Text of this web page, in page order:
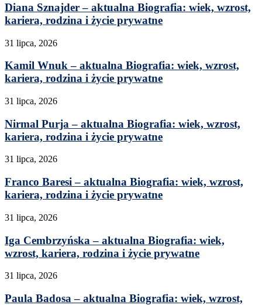
Diana Sznajder – aktualna Biografia: wiek, wzrost,
kariera, rodzina i życie prywatne
31 lipca, 2026
Kamil Wnuk – aktualna Biografia: wiek, wzrost,
kariera, rodzina i życie prywatne
31 lipca, 2026
Nirmal Purja – aktualna Biografia: wiek, wzrost,
kariera, rodzina i życie prywatne
31 lipca, 2026
Franco Baresi – aktualna Biografia: wiek, wzrost,
kariera, rodzina i życie prywatne
31 lipca, 2026
Iga Cembrzyńska – aktualna Biografia: wiek,
wzrost, kariera, rodzina i życie prywatne
31 lipca, 2026
Paula Badosa – aktualna Biografia: wiek, wzrost,